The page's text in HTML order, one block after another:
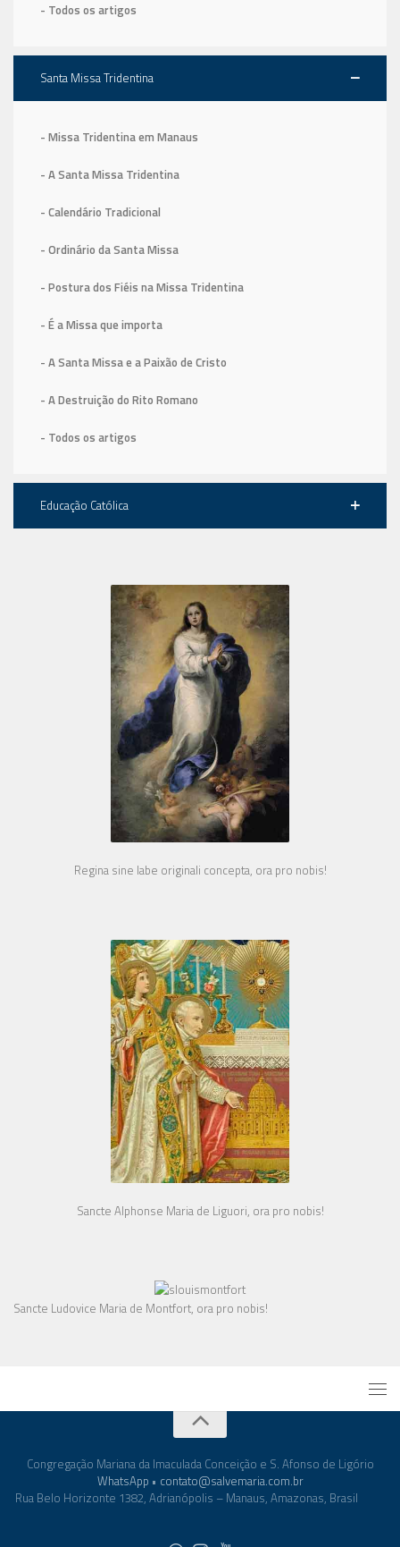
- Todos os artigos
Santa Missa Tridentina
- Missa Tridentina em Manaus
- A Santa Missa Tridentina
- Calendário Tradicional
- Ordinário da Santa Missa
- Postura dos Fiéis na Missa Tridentina
- É a Missa que importa
- A Santa Missa e a Paixão de Cristo
- A Destruição do Rito Romano
- Todos os artigos
Educação Católica
Regina sine labe originali concepta, ora pro nobis!
Sancte Alphonse Maria de Liguori, ora pro nobis!
Sancte Ludovice Maria de Montfort, ora pro nobis!
Congregação Mariana da Imaculada Conceição e S. Afonso de Ligório
WhatsApp • contato@salvemaria.com.br
Rua Belo Horizonte 1382, Adrianópolis – Manaus, Amazonas, Brasil